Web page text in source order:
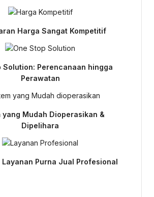
Harga Sangat Kompetitif
Solution: Perencanaan hingga
Perawatan
yang Mudah Dioperasikan &
Dipelihara
Layanan Purna Jual Profesional